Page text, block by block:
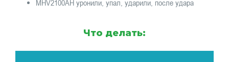
MHV2100AH уронили, упал, ударили, после удара
Что делать: